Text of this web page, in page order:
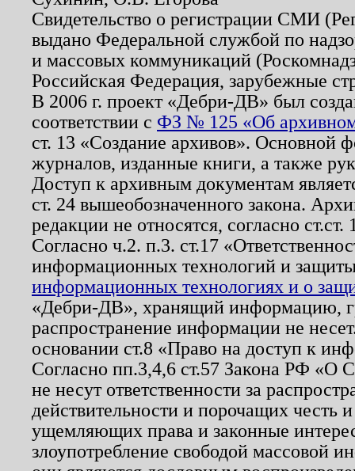
Свидетельство о регистрации СМИ
выдано Федеральной службой по
и массовых коммуникаций
Российская Федерация, зарубежные
В 2006 г. проект «Дебри-ДВ» был
соответствии с ФЗ № 125 «Об
ст. 13 «Создание архивов». Основной
журналов, изданные книги, а также
Доступ к архивным документам
ст. 24 вышеобозначенного закона.
редакции не относятся, согласно
Согласно ч.2. п.3. ст.17
информационных технологий и
информационных технологиях и о
«Дебри-ДВ», хранящий информацию,
распространение информации не
основании ст.8 «Право на доступ к
Согласно пп.3,4,6 ст.57 Закона РФ «О
не несут ответственности за
действительности и порочащих честь
ущемляющих права и законные
злоупотребление свободой массовой